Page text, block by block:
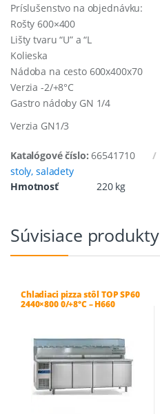
Príslušenstvo na objednávku:
Rošty 600×400
Lišty tvaru “U” a “L
Kolieska
Nádoba na cesto 600x400x70
Verzia -2/+8°C
Gastro nádoby GN 1/4
Verzia GN1/3
Katalógové číslo:66541710
stoly, saladety
Hmotnosť
220 kg
Súvisiace produkty
Chladiaci pizza stôl TOP SP60
2440×800 0/+8°C – H660